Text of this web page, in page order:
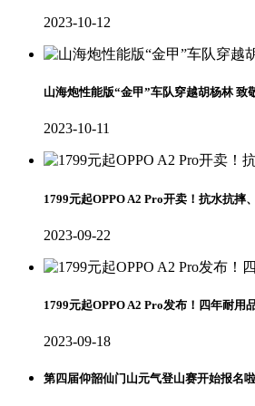
2023-10-12
山海炮性能版“金甲”车队穿越胡杨林 致
2023-10-11
1799元起OPPO A2 Pro开卖！抗水抗摔
2023-09-22
1799元起OPPO A2 Pro发布！四年耐用
2023-09-18
第四届仰韶仙门山元气登山赛开始报名